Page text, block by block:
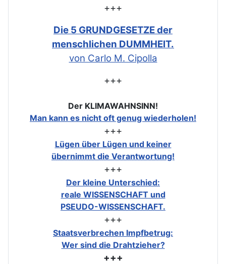
+++
Die 5 GRUNDGESETZE der
menschlichen DUMMHEIT.
von Carlo M. Cipolla
+++
Der KLIMAWAHNSINN!
Man kann es nicht oft genug wiederholen!
+++
Lügen über Lügen und keiner
übernimmt die Verantwortung!
+++
Der kleine Unterschied:
reale WISSENSCHAFT und
PSEUDO-WISSENSCHAFT.
+++
Staatsverbrechen Impfbetrug:
Wer sind die Drahtzieher?
+++